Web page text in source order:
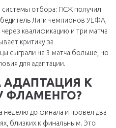
системы отбора: ПСЖ получил
Лиги чемпионов УЕФА,
квалификацию и три матча
критику за
сыграли на 3 матча больше, но
для адаптации.
К
ФЛАМЕНГО?
неделю до финала и провёл два
близких к финальным. Это